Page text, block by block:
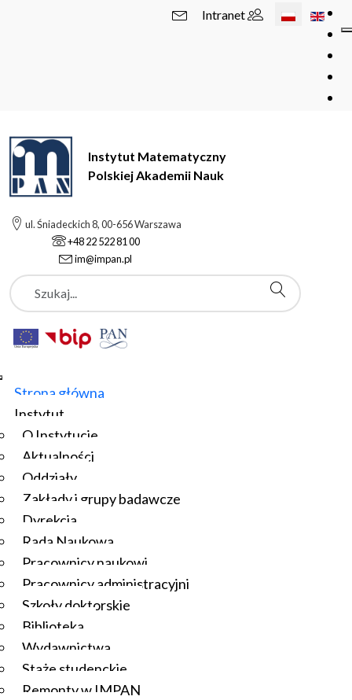
Wybierz swój
Intranet
Instytut Matematyczny
Polskiej Akademii Nauk
ul. Śniadeckich 8, 00-656 Warszawa
+48 22 522 81 00
im@impan.pl
Szukaj
Strona główna
Instytut
O Instytucie
Aktualności
Oddziały
Zakłady i grupy badawcze
Dyrekcja
Rada Naukowa
Pracownicy naukowi
Pracownicy administracyjni
Szkoły doktorskie
Biblioteka
Wydawnictwa
Staże studenckie
Remonty w IMPAN